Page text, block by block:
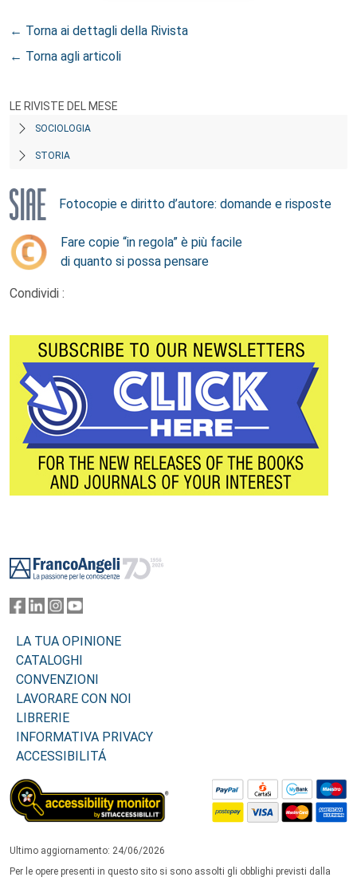
← Torna ai dettagli della Rivista
← Torna agli articoli
LE RIVISTE DEL MESE
SOCIOLOGIA
STORIA
Fotocopie e diritto d’autore: domande e risposte
Fare copie “in regola” è più facile
di quanto si possa pensare
Condividi :
LA TUA OPINIONE
CATALOGHI
CONVENZIONI
LAVORARE CON NOI
LIBRERIE
INFORMATIVA PRIVACY
ACCESSIBILITÁ
Ultimo aggiornamento: 24/06/2026
Per le opere presenti in questo sito si sono assolti gli obblighi previsti dalla